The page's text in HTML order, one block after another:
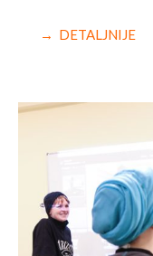
→ DETALJNIJE